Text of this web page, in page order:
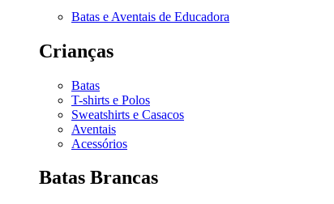
Batas e Aventais de Educadora
Crianças
Batas
T-shirts e Polos
Sweatshirts e Casacos
Aventais
Acessórios
Batas Brancas